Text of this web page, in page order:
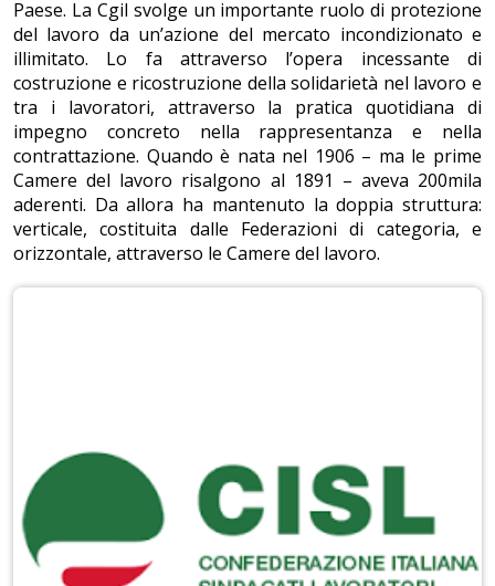
Paese. La Cgil svolge un importante ruolo di protezione
del lavoro da un’azione del mercato incondizionato e
illimitato. Lo fa attraverso l’opera incessante di
costruzione e ricostruzione della solidarietà nel lavoro e
tra i lavoratori, attraverso la pratica quotidiana di
impegno concreto nella rappresentanza e nella
contrattazione. Quando è nata nel 1906 – ma le prime
Camere del lavoro risalgono al 1891 – aveva 200mila
aderenti. Da allora ha mantenuto la doppia struttura:
verticale, costituita dalle Federazioni di categoria, e
orizzontale, attraverso le Camere del lavoro.